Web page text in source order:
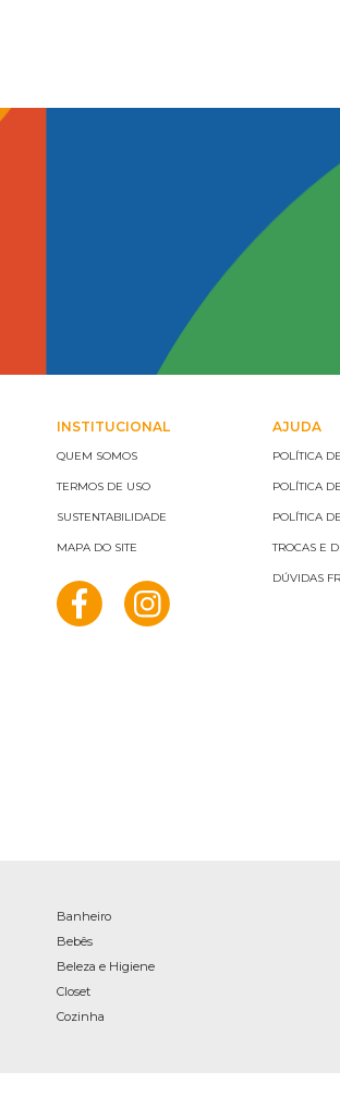
INSTITUCIONAL
QUEM SOMOS
TERMOS DE USO
SUSTENTABILIDADE
MAPA DO SITE
AJUDA
POLÍTICA
POLÍTICA
POLÍTICA
TROCAS E
DÚVIDAS
Banheiro
Bebês
Beleza e Higiene
Closet
Cozinha